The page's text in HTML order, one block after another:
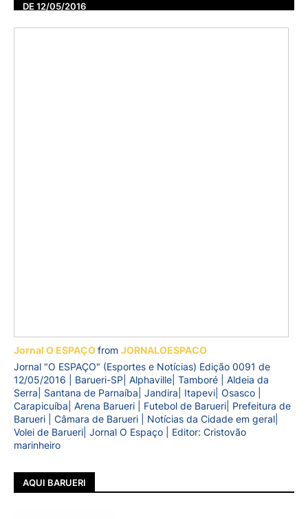
DE 12/05/2016
Jornal O ESPAÇOfrom JORNALOESPACO
Jornal "O ESPAÇO" (Esportes e Notícias) Edição 0091 de
12/05/2016 | Barueri-SP| Alphaville| Tamboré | Aldeia da
Serra| Santana de Parnaíba| Jandira| Itapevi| Osasco |
Carapicuíba| Arena Barueri | Futebol de Barueri| Prefeitura de
Barueri | Câmara de Barueri | Notícias da Cidade em geral|
Volei de Barueri| Jornal O Espaço | Editor: Cristovão
marinheiro
AQUI BARUERI